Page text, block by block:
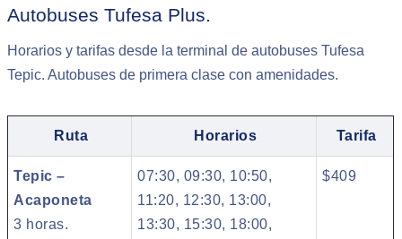
Autobuses Tufesa Plus.
Horarios y tarifas desde la terminal de autobuses Tufesa
Tepic. Autobuses de primera clase con amenidades.
Ruta Horarios Tarifa
Tepic –
Acaponeta
3 horas.
07:30, 09:30, 10:50,
11:20, 12:30, 13:00,
13:30, 15:30, 18:00,
$409